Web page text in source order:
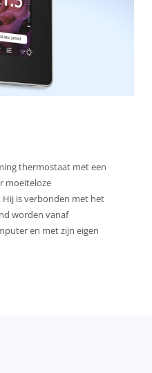
thermostaat met een
moeiteloze
is verbonden met het
worden vanaf
en met zijn eigen